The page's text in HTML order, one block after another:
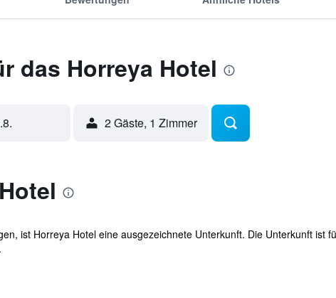
das Horreya Hotel
2 Gäste, 1 Zimmer
ist Horreya Hotel eine ausgezeichnete Unterkunft. Die Unterkunft ist